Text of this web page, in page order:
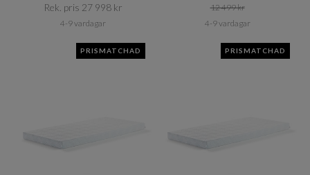
Rek. pris 27 998 kr​​
4-9 vardagar
12 499 kr​​
4-9 vardagar
PRISMATCHAD PRISMATCHAD